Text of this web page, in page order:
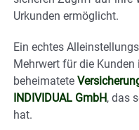
Urkunden ermöglicht.
Ein echtes
Mehrwert für die
beheimatete
INDIVIDUAL GmbH, das
hat.